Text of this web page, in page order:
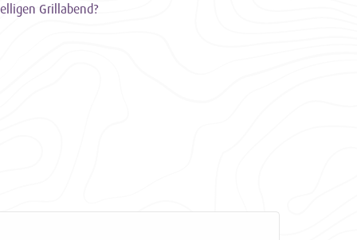
Grillabend?